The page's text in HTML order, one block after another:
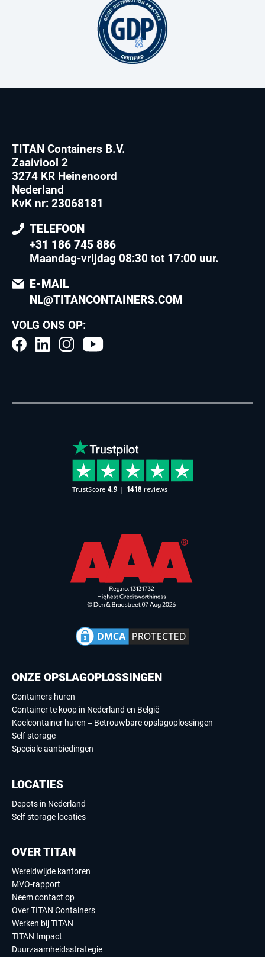
TITAN Containers B.V.
Zaaiviool 2
3274 KR Heinenoord
Nederland
KvK nr: 23068181
TELEFOON
+31 186 745 886
Maandag-vrijdag 08:30 tot 17:00 uur.
E-MAIL
NL@TITANCONTAINERS.COM
VOLG ONS OP:
ONZE OPSLAGOPLOSSINGEN
Containers huren
Container te koop in Nederland en België
Koelcontainer huren – Betrouwbare opslagoplossingen
Self storage
Speciale aanbiedingen
LOCATIES
Depots in Nederland
Self storage locaties
OVER TITAN
Wereldwijde kantoren
MVO-rapport
Neem contact op
Over TITAN Containers
Werken bij TITAN
TITAN Impact
Duurzaamheidsstrategie